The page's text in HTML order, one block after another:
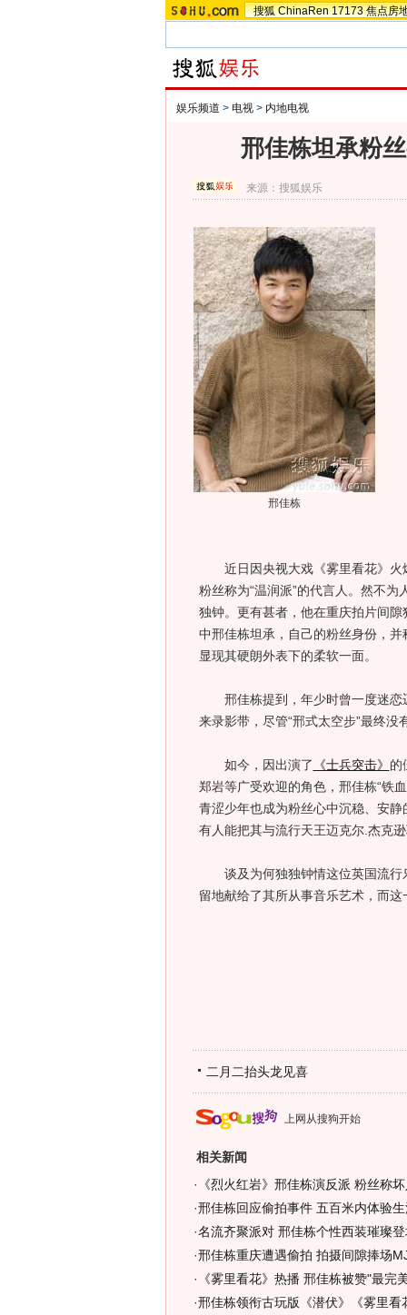
搜狐 ChinaRen 17173 焦点房
娱乐频道 > 电视 > 内地电视
邢佳栋坦承粉
来源：搜狐娱乐
邢佳栋
近日因央视大戏《雾里看花》火
粉丝称为“温润派”的代言人。然不
独钟。更有甚者，他在重庆拍片间
中邢佳栋坦承，自己的粉丝身份，
显现其硬朗外表下的柔软一面。
邢佳栋提到，年少时曾一度迷恋
来录影带，尽管“邢式太空步”最终没
如今，因出演了 《士兵突击》 的
郑岩等广受欢迎的角色，邢佳栋“铁
青涩少年也成为粉丝心中沉稳、安
有人能把其与流行天王迈克尔.杰克逊
谈及为何独独钟情这位英国流行
留地献给了其所从事音乐艺术，而这
二月二抬头龙见喜
上网从搜狗开始
相关新闻
· 《烈火红岩》邢佳栋演反派 粉丝称
·邢佳栋回应偷拍事件 五百米内体验
·名流齐聚派对 邢佳栋个性西装璀璨登
·邢佳栋重庆遭遇偷拍 拍摄间隙捧场
· 《雾里看花》热播 邢佳栋被赞"最完
·邢佳栋领衔古玩版《潜伏》《雾里看